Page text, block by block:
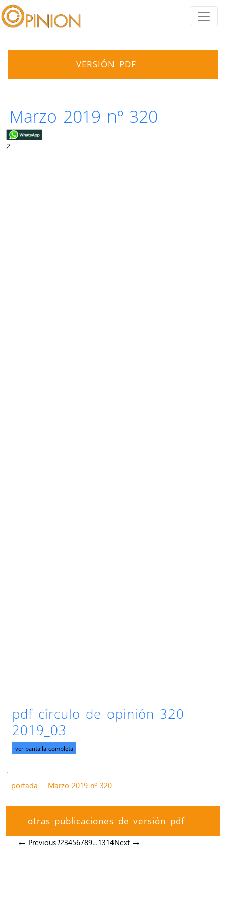
VERSIÓN PDF
Marzo 2019 nº 320
2
pdf círculo de opinión 320
2019_03
ver pantalla completa
.
portada
Marzo 2019 nº 320
otras publicaciones de versión pdf
← Previous123456789…1314Next →